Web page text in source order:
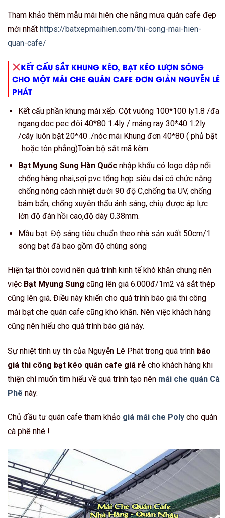
Tham khảo thêm mẫu mái hiên che nắng mưa quán cafe đẹp
mới nhất https://batxepmaihien.com/thi-cong-mai-hien-
quan-cafe/
KẾT CẤU SẮT KHUNG KÉO, BẠT KÉO LƯỢN SÓNG
CHO MỘT MÁI CHE QUÁN CAFE ĐƠN GIẢN NGUYỄN LÊ
PHÁT
Kết cấu phần khung mái xếp. Cột vuông 100*100 ly1.8 /đa
ngang.doc pec đôi 40*80 1.4ly / máng ray 30*40 1.2ly
/cây luôn bặt 20*40 ./nóc mái Khung đơn 40*80 ( phủ bặt
. hoặc tôn phẳng)Toàn bộ sắt mã kẽm.
Bạt Myung Sung Hàn Quốcnhập khẩu có logo dập nổi
chống hàng nhai,sợi pvc tổng hợp siêu dai có chức năng
chống nóng cách nhiệt dưới 90 độ C,chống tia UV, chống
bám bẩn, chống xuyên thấu ánh sáng, chiụ được áp lực
lớn độ đàn hồi cao,độ dày 0.38mm.
Mầu bạt: Độ sáng tiêu chuẩn theo nhà sản xuất 50cm/1
sóng bạt đã bao gồm độ chùng sóng
Hiện tại thời covid nên quá trình kinh tế khó khăn chung nên
việc Bạt Myung Sung cũng lên giá 6.000đ/1m2 và sắt thép
cũng lên giá. Điều này khiến cho quá trình báo giá thi công
mái bạt che quán cafe cũng khó khăn. Nên việc khách hàng
cũng nên hiểu cho quá trình báo giá này.
Sự nhiệt tình uy tín của Nguyễn Lê Phát trong quá trình báo
giá thi công bạt kéo quán cafe giá rẻ cho khách hàng khi
thiện chí muốn tìm hiểu về quá trình tạo nên mái che quán Cà
Phê này.
Chủ đầu tư quán cafe tham khảo giá mái che Poly cho quán
cà phê nhé !